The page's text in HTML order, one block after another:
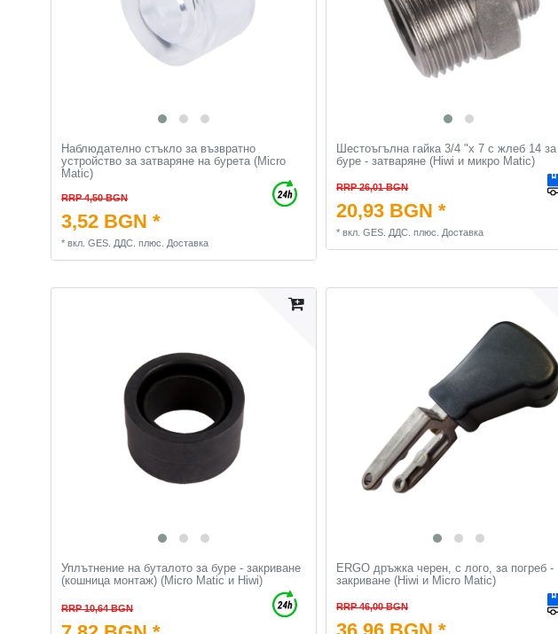
Наблюдателно стъкло за възвратно
устройство за затваряне на бурета (Micro
Matic)
RRP 4,50 BGN
3,52 BGN *
*вкл. GES. ДДС. плюс. Доставка
Шестоъгълна гайка 3/4 "х 7 с жлеб 14 за
буре - затваряне (Hiwi и микро Matic)
RRP 26,01 BGN
20,93 BGN *
*вкл. GES. ДДС. плюс. Доставка
Уплътнение на буталото за буре - закриване
(кошница монтаж) (Micro Matic и Hiwi)
RRP 10,64 BGN
ERGO дръжка черен, с лого, за погреб -
закриване (Hiwi и Micro Matic)
RRP 46,00 BGN